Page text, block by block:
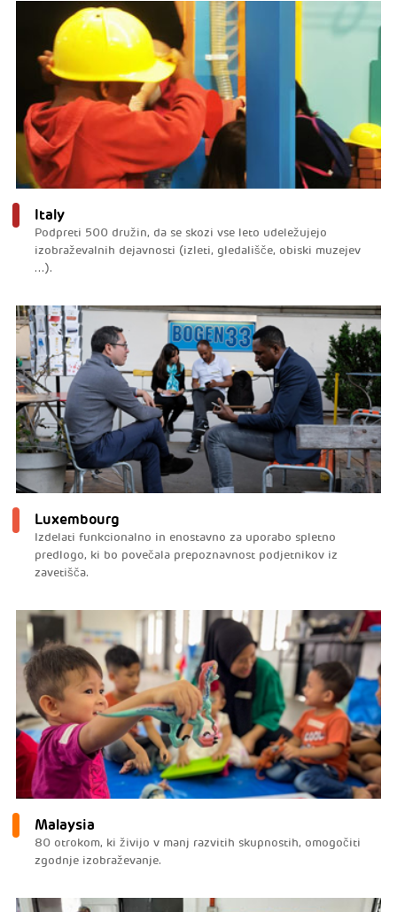
Italy
Podpreti 500 družin, da se skozi vse leto udeležujejo
izobraževalnih dejavnosti (izleti, gledališče, obiski muzejev
...).
Luxembourg
Izdelati funkcionalno in enostavno za uporabo spletno
predlogo, ki bo povečala prepoznavnost podjetnikov iz
zavetišča.
Malaysia
80 otrokom, ki živijo v manj razvitih skupnostih, omogočiti
zgodnje izobraževanje.